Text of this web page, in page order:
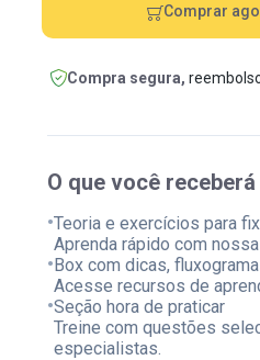
O que você receberá
•Teoria e exercícios para
Aprenda rápido com
•Box com dicas,
Acesse recursos de
•Seção hora de praticar
Treine com questões
especialistas.
Comprar
Compra segura,